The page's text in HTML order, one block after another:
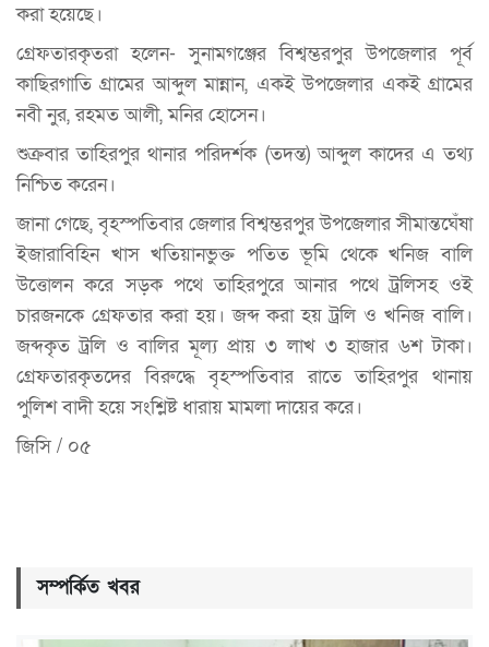
করা হয়েছে।
গ্রেফতারকৃতরা হলেন- সুনামগঞ্জের বিশ্বম্ভরপুর উপজেলার পূর্ব
কাছিরগাতি গ্রামের আব্দুল মান্নান, একই উপজেলার একই গ্রামের
নবী নুর, রহমত আলী, মনির হোসেন।
শুক্রবার তাহিরপুর থানার পরিদর্শক (তদন্ত) আব্দুল কাদের এ তথ্য
নিশ্চিত করেন।
জানা গেছে, বৃহস্পতিবার জেলার বিশ্বম্ভরপুর উপজেলার সীমান্তঘেঁষা
ইজারাবিহিন খাস খতিয়ানভুক্ত পতিত ভূমি থেকে খনিজ বালি
উত্তোলন করে সড়ক পথে তাহিরপুরে আনার পথে ট্রলিসহ ওই
চারজনকে গ্রেফতার করা হয়। জব্দ করা হয় ট্রলি ও খনিজ বালি।
জব্দকৃত ট্রলি ও বালির মূল্য প্রায় ৩ লাখ ৩ হাজার ৬শ টাকা।
গ্রেফতারকৃতদের বিরুদ্ধে বৃহস্পতিবার রাতে তাহিরপুর থানায়
পুলিশ বাদী হয়ে সংশ্লিষ্ট ধারায় মামলা দায়ের করে।
জিসি / ০৫
সম্পর্কিত খবর